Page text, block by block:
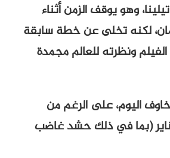
وهو يوقف الزمن أثناء
لكنه تخلى عن خطة سابقة
الفيلم ونظرته للعالم مجمدة
اليوم، على الرغم من
من الإشارات إلى دونالد ترامب وأعمال الشغب في 6 يناير (بما في ذلك حشد غاضب